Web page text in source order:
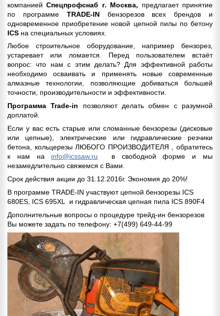
компаниейСпецпрофснаб г. Москва, предлагает принятие
по программе TRADE-IN бензорезов всех брендов и
одновременное приобретение новой цепной пилы по бетону
ICS на специальных условиях.
Любое строительное оборудование, например бензорез,
устаревает или ломается. Перед пользователем встаёт
вопрос: что нам с этим делать? Для эффективной работы
необходимо осваивать и применять новые современные
алмазные технологии, позволяющие добиваться большей
точности, производительности и эффективности.
Программа Trade-in позволяют делать обмен с разумной
доплатой.
Если у вас есть старые или сломанные бензорезы (дисковые
или цепные), электрические или гидравлические резчики
бетона, кольцерезы ЛЮБОГО ПРОИЗВОДИТЕЛЯ , обратитесь
к нам на info@icssaw.ru в свободной форме и мы
незамедлительно свяжемся с Вами.
Срок действия акции до 31.12.2016г. Экономия до 20%!
В программе TRADE-IN участвуют цепной бензорезы ICS
680ES, ICS 695XL и гидравлическая цепная пила ICS 890F4
Дополнительные вопросы о процедуре трейд-ин бензорезов
Вы можете задать по телефону: +7(499) 649-44-99